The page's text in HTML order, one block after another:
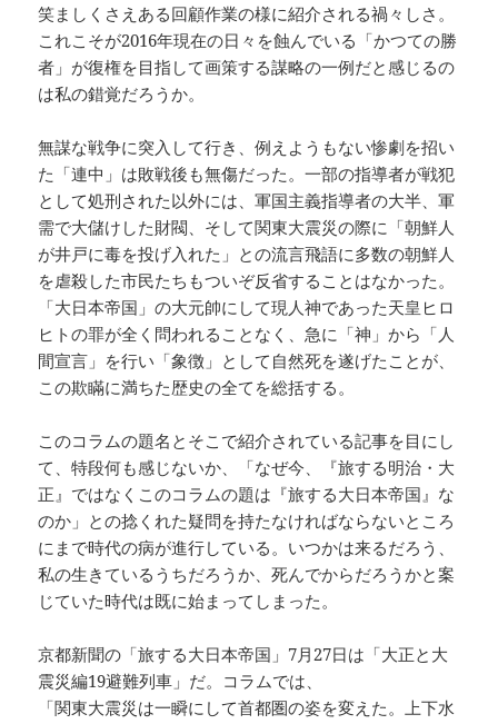
笑ましくさえある回顧作業の様に紹介される禍々しさ。
これこそが2016年現在の日々を蝕んでいる「かつての勝
者」が復権を目指して画策する謀略の一例だと感じるの
は私の錯覚だろうか。
無謀な戦争に突入して行き、例えようもない惨劇を招い
た「連中」は敗戦後も無傷だった。一部の指導者が戦犯
として処刑された以外には、軍国主義指導者の大半、軍
需で大儲けした財閥、そして関東大震災の際に「朝鮮人
が井戸に毒を投げ入れた」との流言飛語に多数の朝鮮人
を虐殺した市民たちもついぞ反省することはなかった。
「大日本帝国」の大元帥にして現人神であった天皇ヒロ
ヒトの罪が全く問われることなく、急に「神」から「人
間宣言」を行い「象徴」として自然死を遂げたことが、
この欺瞞に満ちた歴史の全てを総括する。
このコラムの題名とそこで紹介されている記事を目にし
て、特段何も感じないか、「なぜ今、『旅する明治・大
正』ではなくこのコラムの題は『旅する大日本帝国』な
のか」との捻くれた疑問を持たなければならないところ
にまで時代の病が進行している。いつかは来るだろう、
私の生きているうちだろうか、死んでからだろうかと案
じていた時代は既に始まってしまった。
京都新聞の「旅する大日本帝国」7月27日は「大正と大
震災編19避難列車」だ。コラムでは、
「関東大震災は一瞬にして首都圏の姿を変えた。上下水